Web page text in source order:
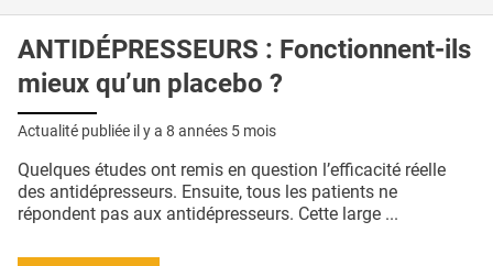
ANTIDÉPRESSEURS : Fonctionnent-ils
mieux qu’un placebo ?
Actualité publiée il y a 8 années 5 mois
Quelques études ont remis en question l’efficacité réelle
des antidépresseurs. Ensuite, tous les patients ne
répondent pas aux antidépresseurs. Cette large ...